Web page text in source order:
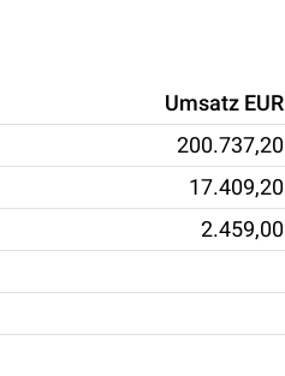
Umsatz EUR
200.737,20
17.409,20
2.459,00